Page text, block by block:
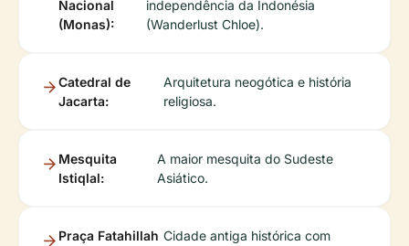
Nacional
(Monas):
independência da Indonésia
(Wanderlust Chloe).
Catedral de
Jacarta:
Arquitetura neogótica e história
religiosa.
Mesquita
Istiqlal:
A maior mesquita do Sudeste
Asiático.
Praça Fatahillah Cidade antiga histórica com